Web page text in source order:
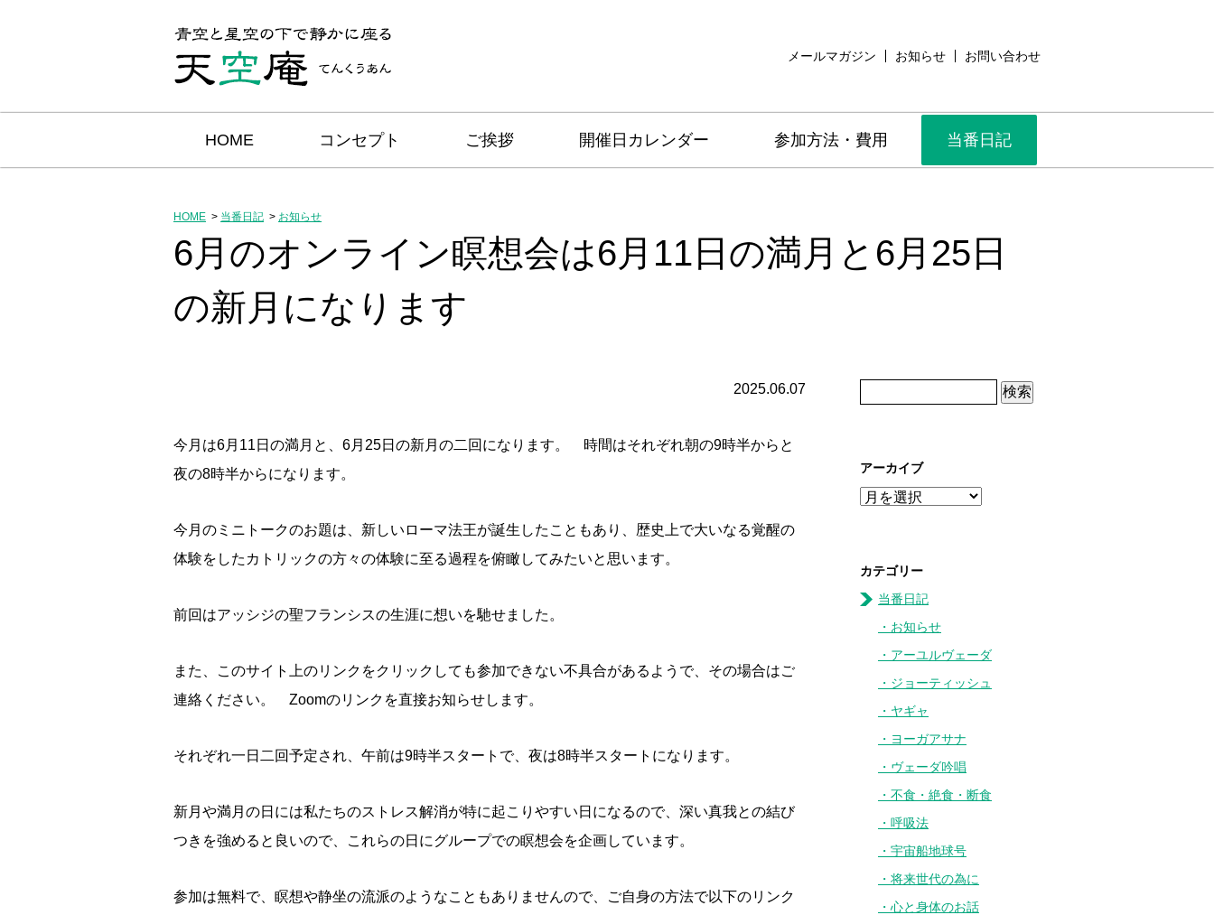
お問い合わせ
お知らせ
メールマガジン
HOME コンセプト ご挨拶 開催日カレンダー 参加方法・費用 当番日記
HOME 当番日記 お知らせ
6月のオンライン瞑想会は6月11日の満月と6月25日
の新月になります
2025.06.07
今月は6月11日の満月と、6月25日の新月の二回になります。 時間はそれぞれ朝の9時半からと
夜の8時半からになります。
今月のミニトークのお題は、新しいローマ法王が誕生したこともあり、歴史上で大いなる覚醒の
体験をしたカトリックの方々の体験に至る過程を俯瞰してみたいと思います。
前回はアッシジの聖フランシスの生涯に想いを馳せました。
また、このサイト上のリンクをクリックしても参加できない不具合があるようで、その場合はご
連絡ください。 Zoomのリンクを直接お知らせします。
それぞれ一日二回予定され、午前は9時半スタートで、夜は8時半スタートになります。
新月や満月の日には私たちのストレス解消が特に起こりやすい日になるので、深い真我との結び
つきを強めると良いので、これらの日にグループでの瞑想会を企画しています。
参加は無料で、瞑想や静坐の流派のようなこともありませんので、ご自身の方法で以下のリンク
アーカイブ
カテゴリー
当番日記
お知らせ
アーユルヴェーダ
ジョーティッシュ
ヤギャ
ヨーガアサナ
ヴェーダ吟唱
不食・絶食・断食
呼吸法
宇宙船地球号
将来世代の為に
心と身体のお話